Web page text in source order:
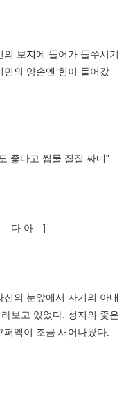
의 보지에 들어가 들쑤시기
의 양손엔 힘이 들어갔
좋다고 씹물 질질 싸네”
…다.아…]
의 눈앞에서 자기의 아내
보고 있었다. 성지의 좇은
액이 조금 새어나왔다.